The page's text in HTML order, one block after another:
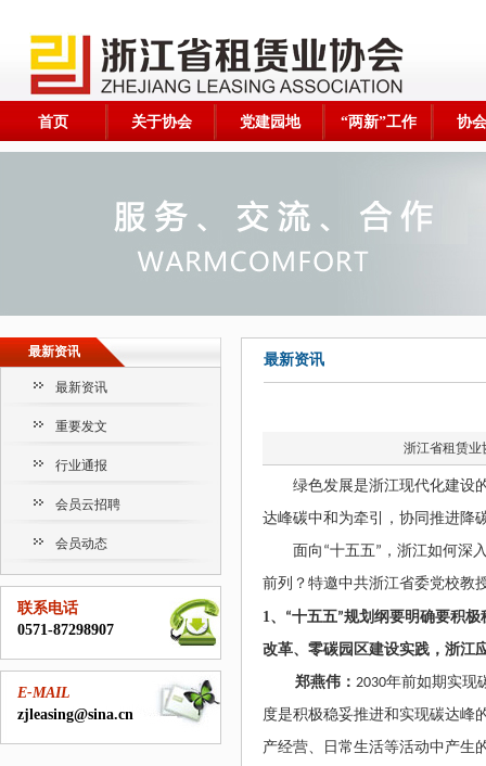
首页 关于协会 党建园地 “两新”工作 协
最新资讯
最新资讯
重要发文
行业通报
会员云招聘
会员动态
联系电话
0571-87298907
E-MAIL
zjleasing@sina.cn
最新资讯
浙江省租赁业
绿色发展是浙江现代化建设
达峰碳中和为牵引，协同推进降
面向 “十五五” ，浙江如何深
前列？特邀中共浙江省委党校教
1、 “十五五”规划纲要明确要积
改革、零碳园区建设实践，浙江
郑燕伟： 2030年前如期实现
度是积极稳妥推进和实现碳达峰
产经营、日常生活等活动中产生